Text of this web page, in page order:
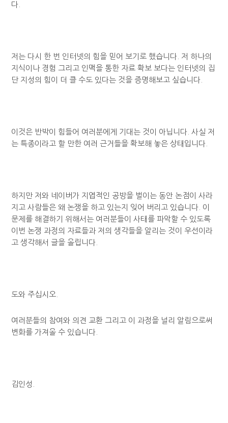
다.
저는 다시 한 번 인터넷의 힘을 믿어 보기로 했습니다. 저 하나의
지식이나 경험 그리고 인맥을 통한 자료 확보 보다는 인터넷의 집
단 지성의 힘이 더 클 수도 있다는 것을 증명해보고 싶습니다.
이것은 반박이 힘들어 여러분에게 기대는 것이 아닙니다. 사실 저
는 특종이라고 할 만한 여러 근거들을 확보해 놓은 상태입니다.
하지만 저와 네이버가 지엽적인 공방을 벌이는 동안 논점이 사라
지고 사람들은 왜 논쟁을 하고 있는지 잊어 버리고 있습니다. 이
문제를 해결하기 위해서는 여러분들이 사태를 파악할 수 있도록
이번 논쟁 과정의 자료들과 저의 생각들을 알리는 것이 우선이라
고 생각해서 글을 올립니다.
도와 주십시오.
여러분들의 참여와 의견 교환 그리고 이 과정을 널리 알림으로써
변화를 가져올 수 있습니다.
김인성.